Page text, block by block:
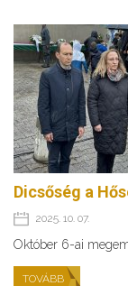
Dicsőség a
2025. 10. 07.
Október 6-ai
TOVÁBB